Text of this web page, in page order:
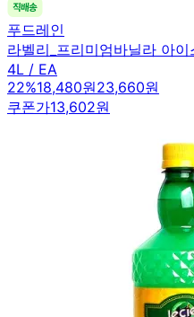
푸드레인
라벨리_프리미엄바닐라 아
4L / EA
22%18,480원23,660원
쿠폰가13,602원